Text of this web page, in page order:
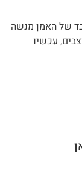
של האמן מנשה
עכשיו